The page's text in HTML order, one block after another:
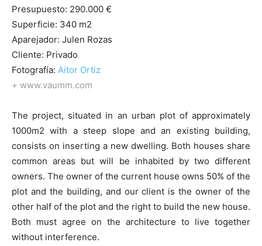
Presupuesto: 290.000 €
Superficie: 340 m2
Aparejador: Julen Rozas
Cliente: Privado
Fotografía: Aitor Ortiz
+ www.vaumm.com
The project, situated in an urban plot of approximately
1000m2 with a steep slope and an existing building,
consists on inserting a new dwelling. Both houses share
common areas but will be inhabited by two different
owners. The owner of the current house owns 50% of the
plot and the building, and our client is the owner of the
other half of the plot and the right to build the new house.
Both must agree on the architecture to live together
without interference.